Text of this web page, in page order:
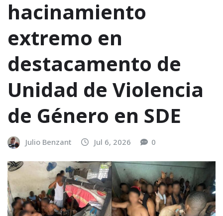
hacinamiento
extremo en
destacamento de
Unidad de Violencia
de Género en SDE
Julio Benzant Jul 6, 2026 0